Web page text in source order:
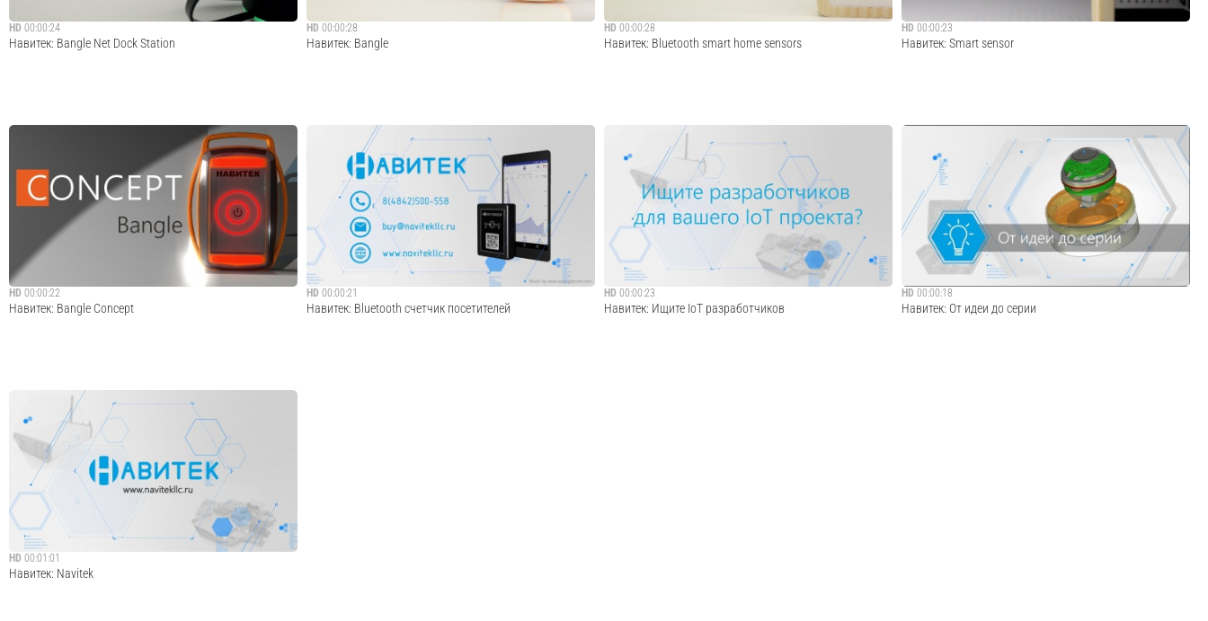
HD 00:00:24
Навитек: Bangle Net Dock Station
Док станция для зарядки и управления брелоками
проекта Bangle Net.
Cмотреть видео
HD 00:00:28
Навитек: Bangle
Брелок для отслеживания местоположения детей на
экскурсиях, массовых мероприятиях. Брелки строят
беспроводную самоорганизующуюся сеть. Если кто-то из
детей во время экскурсии отстает от группы или теряется,
руководитель группы незамедлитель...
Cмотреть видео
HD 00:00:28
Навитек: Bluetooth smart home sensors
Bluetooth сенсоры температуры и давления для умного
дома. Корпус выполнен из шлифованного дерева,
сохраняет натуральный древесный запах. Удобное
крепление на любую поверхность. Датчики основаны на
Bluetooth 4.0. Закажите разработку buy@navi...
Cмотреть видео
HD 00:00:23
Навитек: Smart sensor
Концепт умного датчика для измерения температуры и
давления для систем умного дома.
Cмотреть видео
HD 00:00:22
Навитек: Bangle Concept
Концепт брелка для отслеживания местоположения
детей на экскурсиях, массовых мероприятиях. Брелки
строят беспроводную самоорганизующуюся сеть. Если
кто-то из детей во время экскурсии отстает от группы или
теряется, руководитель группы незам...
HD 00:00:21
Навитек: Bluetooth счетчик посетителей
HD 00:00:23
Навитек: Ищите IoT разработчиков
HD 00:00:18
Навитек: От идеи до серии
HD 00:01:01
Навитек: Navitek